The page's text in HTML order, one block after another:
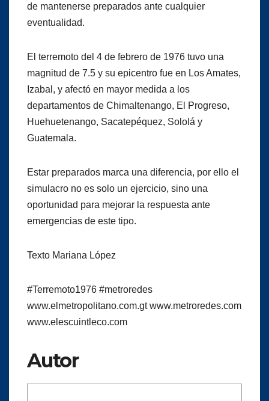
de mantenerse preparados ante cualquier
eventualidad.
El terremoto del 4 de febrero de 1976 tuvo una
magnitud de 7.5 y su epicentro fue en Los Amates,
Izabal, y afectó en mayor medida a los
departamentos de Chimaltenango, El Progreso,
Huehuetenango, Sacatepéquez, Sololá y
Guatemala.
Estar preparados marca una diferencia, por ello el
simulacro no es solo un ejercicio, sino una
oportunidad para mejorar la respuesta ante
emergencias de este tipo.
Texto Mariana López
#Terremoto1976 #metroredes
www.elmetropolitano.com.gt www.metroredes.com
www.elescuintleco.com
Autor